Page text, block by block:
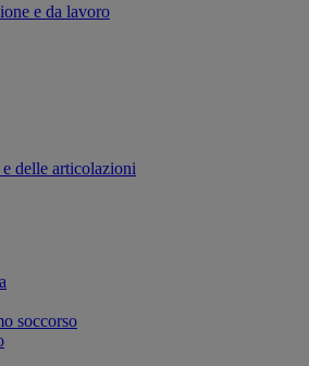
e da lavoro
delle articolazioni
soccorso